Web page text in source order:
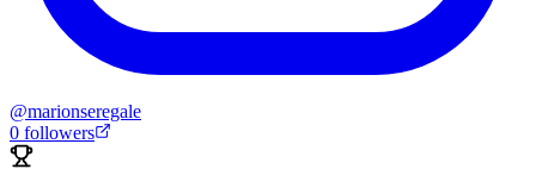
@marionseregale
0 followers